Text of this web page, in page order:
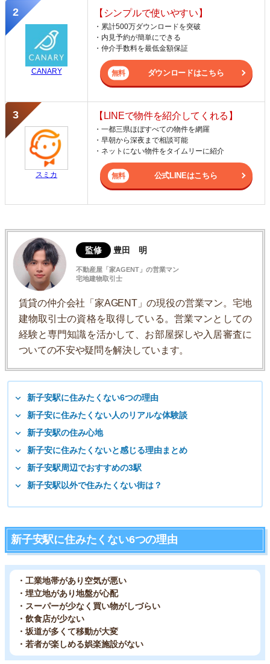
CANARY
【シンプルで使いやすい】
・累計500万ダウンロードを突破
・内見予約が簡単にできる
・仲介手数料を最低金額保証
ダウンロードはこちら
スミカ
【LINEで物件を紹介してくれる】
・一都三県ほぼすべての物件を網羅
・早朝から深夜まで相談可能
・ネットにない物件をタイムリーに紹介
公式LINEはこちら
監修 豊田 明
不動産屋「家AGENT」の営業マン
宅地建物取引士
賃貸の仲介会社「家AGENT」の現役の営業マン。宅地
建物取引士の資格を取得している。営業マンとしての
経験と専門知識を活かして、お部屋探しや入居審査に
ついての不安や疑問を解決しています。
新子安駅に住みたくない6つの理由
新子安に住みたくない人のリアルな体験談
新子安駅の住み心地
新子安に住みたくないと感じる理由まとめ
新子安駅周辺でおすすめの3駅
新子安駅以外で住みたくない街は？
新子安駅に住みたくない6つの理由
・工業地帯があり空気が悪い
・埋立地があり地盤が心配
・スーパーが少なく買い物がしづらい
・飲食店が少ない
・坂道が多くて移動が大変
・若者が楽しめる娯楽施設がない